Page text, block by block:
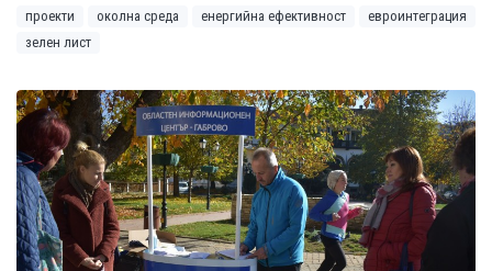
проекти околна среда енергийна ефективност
евроинтеграция
зелен лист